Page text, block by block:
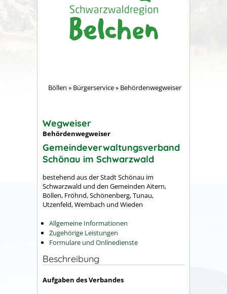
Böllen » Bürgerservice» Behördenwegweiser
Wegweiser
Behördenwegweiser
Gemeindeverwaltungsverband
Schönau im Schwarzwald
bestehend aus der Stadt Schönau im
Schwarzwald und den Gemeinden Aitern,
Böllen, Fröhnd, Schönenberg, Tunau,
Utzenfeld, Wembach und Wieden
Allgemeine Informationen
Zugehörige Leistungen
Formulare und Onlinedienste
Beschreibung
Aufgaben des Verbandes